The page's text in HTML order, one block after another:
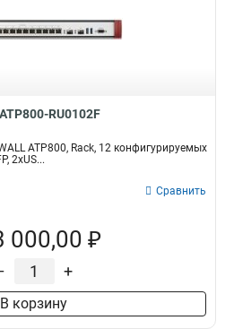
RU0102F
ATP800, Rack, 12 конфигурируемых
2xUS...
Сравнить
000,00 ₽
+
В корзину